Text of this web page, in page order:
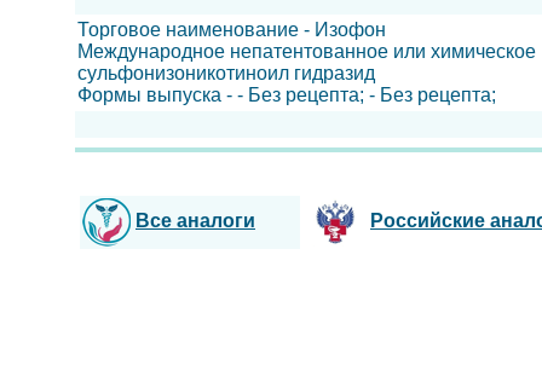
Торговое наименование - Изофон
Международное непатентованное или
сульфонизоникотиноил гидразид
Формы выпуска - - Без рецепта; - Без рецепта;
Все аналоги Российские